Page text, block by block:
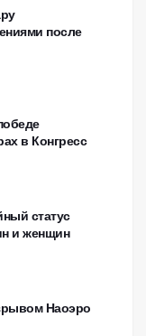
после
в Конгресс
статус
и женщин
Наоэро